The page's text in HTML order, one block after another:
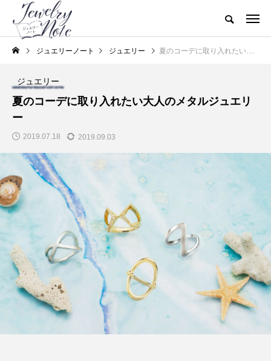
ジュエリーノート ジュエリー 夏のコーデに取り入れたい大人のメタルジュエリー
ジュエリー
夏のコーデに取り入れたい大人のメタルジュエリ
ー
2019.07.18 2019.09.03